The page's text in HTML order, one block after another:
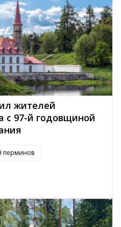
жителей
с 97-й годовщиной
перминов